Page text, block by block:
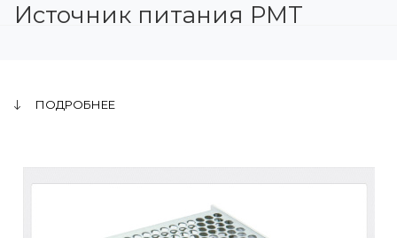
Источник питания PMT
ПОДРОБНЕЕ